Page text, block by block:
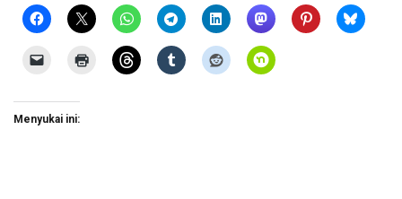
Menyukai ini: